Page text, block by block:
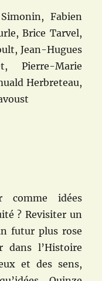
Fabien
Brice Tarvel,
Jean-Hugues
Pierre-Marie
Herbreteau,
comme idées
? Revisiter un
futur plus rose
dans l’Histoire
et des sens,